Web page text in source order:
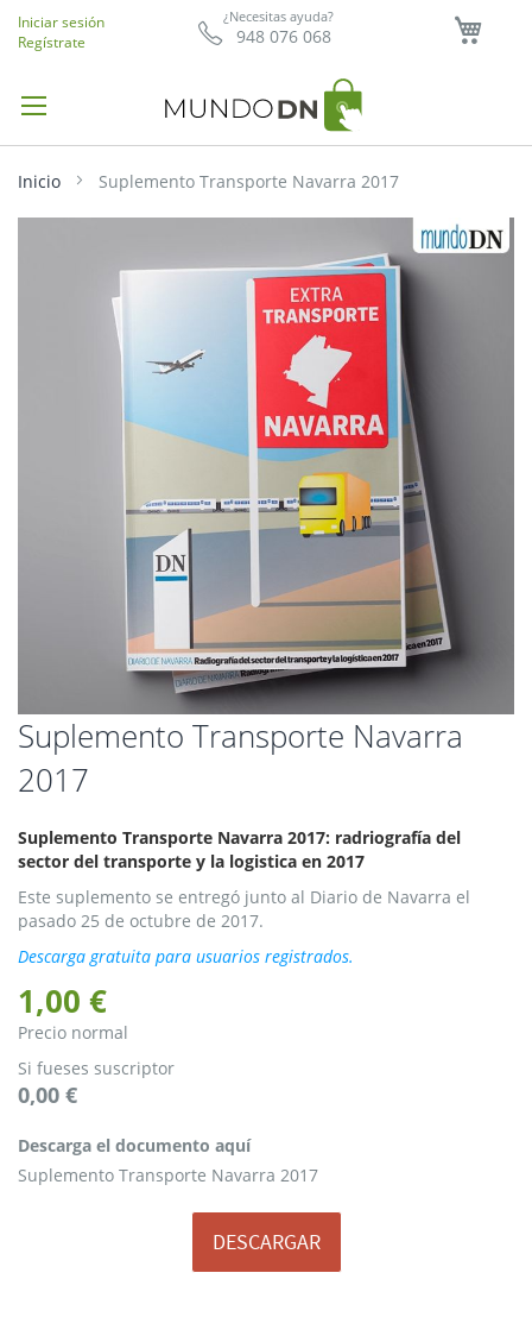
¿Necesitas ayuda?
948 076 068
Iniciar sesión
Regístrate
Inicio Suplemento Transporte Navarra 2017
Suplemento Transporte Navarra
2017
Suplemento Transporte Navarra 2017: radriografía del
sector del transporte y la logistica en 2017
Este suplemento se entregó junto al Diario de Navarra el
pasado 25 de octubre de 2017.
Descarga gratuita para usuarios registrados.
1,00 €
Precio normal
Si fueses suscriptor
0,00 €
Saltar
al
comienzo
de
galería
de
imágenes
el
documento
Descarga el documento aquí
Suplemento Transporte Navarra 2017
DESCARGAR